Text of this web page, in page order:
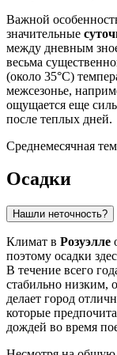
Важной
значительные
между дневным
весьма
(около 35°C)
межсезонье,
ощущается еще
после теплых дней.
Среднемесячная
Осадки
Нашли неточность?
Климат в Розуэлле
поэтому осадки
В течение всего
стабильно низким,
делает город
которые
дождей во время